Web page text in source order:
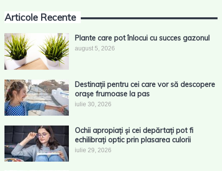
Articole Recente
Plante care pot înlocui cu succes gazonul
august 5, 2026
Destinații pentru cei care vor să descopere
orașe frumoase la pas
iulie 30, 2026
Ochii apropiați și cei depărtați pot fi
echilibrați optic prin plasarea culorii
iulie 29, 2026